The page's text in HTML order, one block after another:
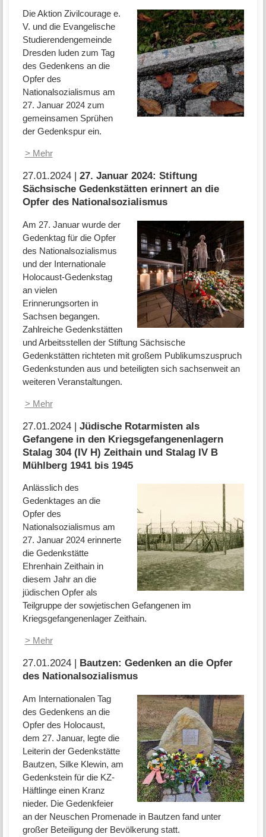
Die Aktion Zivilcourage e.
V. und die Evangelische
Studierendengemeinde
Dresden luden zum Tag
des Gedenkens an die
Opfer des
Nationalsozialismus am
27. Januar 2024 zum
gemeinsamen Sprühen
der Gedenkspur ein.
> Mehr
27.01.2024 | 27. Januar 2024: Stiftung
Sächsische Gedenkstätten erinnert an die
Opfer des Nationalsozialismus
Am 27. Januar wurde der
Gedenktag für die Opfer
des Nationalsozialismus
und der Internationale
Holocaust-Gedenkstag
an vielen
Erinnerungsorten in
Sachsen begangen.
Zahlreiche Gedenkstätten
und Arbeitsstellen der Stiftung Sächsische
Gedenkstätten richteten mit großem Publikumszuspruch
Gedenkstunden aus und beteiligten sich sachsenweit an
weiteren Veranstaltungen.
> Mehr
27.01.2024 | Jüdische Rotarmisten als
Gefangene in den Kriegsgefangenenlagern
Stalag 304 (IV H) Zeithain und Stalag IV B
Mühlberg 1941 bis 1945
Anlässlich des
Gedenktages an die
Opfer des
Nationalsozialismus am
27. Januar 2024 erinnerte
die Gedenkstätte
Ehrenhain Zeithain in
diesem Jahr an die
jüdischen Opfer als
Teilgruppe der sowjetischen Gefangenen im
Kriegsgefangenenlager Zeithain.
> Mehr
27.01.2024 | Bautzen: Gedenken an die Opfer
des Nationalsozialismus
Am Internationalen Tag
des Gedenkens an die
Opfer des Holocaust,
dem 27. Januar, legte die
Leiterin der Gedenkstätte
Bautzen, Silke Klewin, am
Gedenkstein für die KZ-
Häftlinge einen Kranz
nieder. Die Gedenkfeier
an der Neuschen Promenade in Bautzen fand unter
großer Beteiligung der Bevölkerung statt.